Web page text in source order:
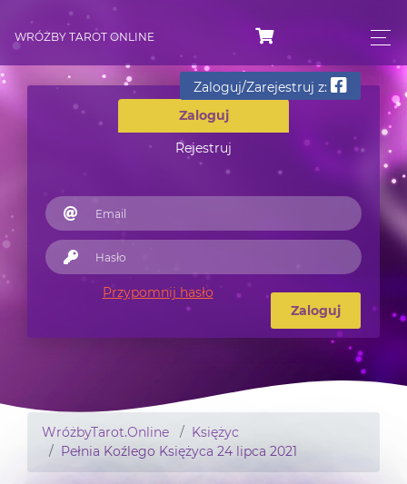
WRÓŻBY TAROT ONLINE
Zaloguj
Rejestruj
Zaloguj/Zarejestruj z:
Przypomnij hasło
Zaloguj
WróżbyTarot.Online
Księżyc
Pełnia Koźlego Księżyca 24 lipca 2021